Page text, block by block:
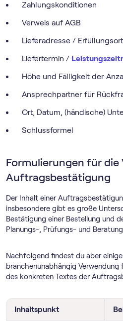
Zahlungskonditionen
Verweis auf AGB
Lieferadresse /
Liefertermin /
Höhe und Fälligkeit der
Ansprechpartner für
Ort, Datum, (händische)
Schlussformel
Formulierungen für die
Auftragsbestätigung
Der Inhalt einer
insbesondere gibt es große
Bestätigung einer Bestellung und
Planungs-, Prüfungs- und
Nachfolgend findest du aber
branchenunabhängig Verwendung
des konkreten Textes der
Inhaltspunkt